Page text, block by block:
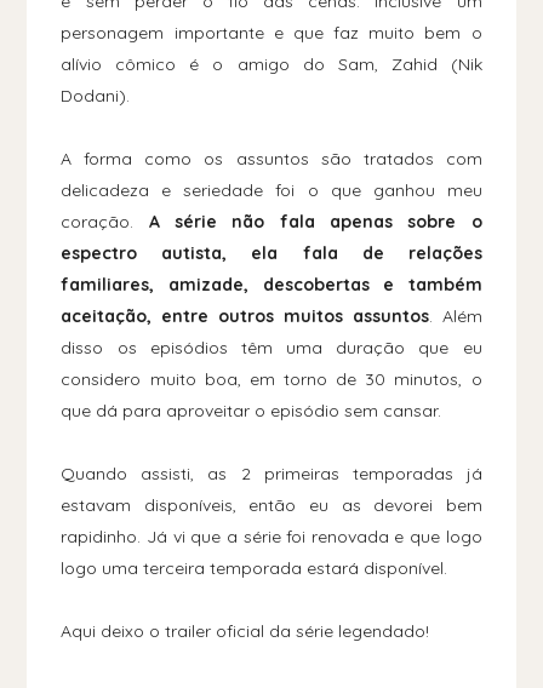
personagem importante e que faz muito bem o
alívio cômico é o amigo do Sam, Zahid (Nik
Dodani).
A forma como os assuntos são tratados com
delicadeza e seriedade foi o que ganhou meu
coração. A série não fala apenas sobre o
espectro autista, ela fala de relações
familiares, amizade, descobertas e também
aceitação, entre outros muitos assuntos. Além
disso os episódios têm uma duração que eu
considero muito boa, em torno de 30 minutos, o
que dá para aproveitar o episódio sem cansar.
Quando assisti, as 2 primeiras temporadas já
estavam disponíveis, então eu as devorei bem
rapidinho. Já vi que a série foi renovada e que logo
logo uma terceira temporada estará disponível.
Aqui deixo o trailer oficial da série legendado!